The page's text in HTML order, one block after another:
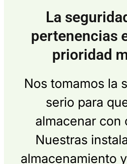
La
pertenencias
prioridad
Nos tomamos la
serio para
almacenar con
Nuestras
almacenamiento